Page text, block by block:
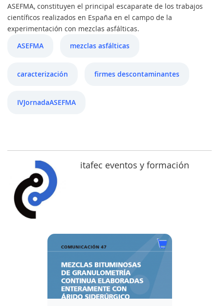
ASEFMA, constituyen el principal escaparate de los trabajos
científicos realizados en España en el campo de la
experimentación con mezclas asfálticas.
ASEFMA
mezclas asfálticas
caracterización firmes descontaminantes
IVJornadaASEFMA
itafec eventos y formación